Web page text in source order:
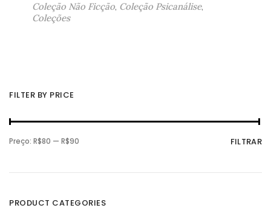
Coleção Não Ficção, Coleção Psicanálise,
Coleções
FILTER BY PRICE
P
r
o
n
i
P
r
o
x
i
FILTRAR
Preço: R$80 — R$90
PRODUCT CATEGORIES